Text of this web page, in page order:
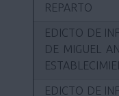
REPARTO
EDICTO DE
DE MIGUEL
EDICTO DE